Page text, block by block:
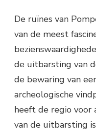
De ruïnes van
van de meest
de uitbarsting van
de bewaring van
archeologische
heeft de regio voor
van de uitbarsting